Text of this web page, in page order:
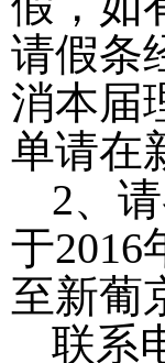
请假条
消本届
单请在
2、
于2016
至新葡
联系